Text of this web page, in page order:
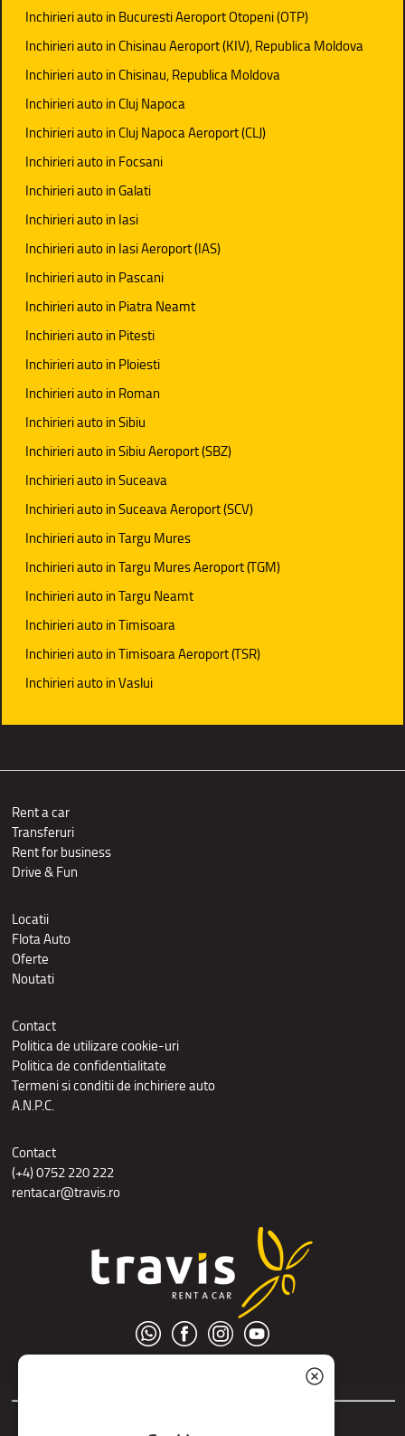
Inchirieri auto in Bucuresti Aeroport Otopeni (OTP)
Inchirieri auto in Chisinau Aeroport (KIV), Republica Moldova
Inchirieri auto in Chisinau, Republica Moldova
Inchirieri auto in Cluj Napoca
Inchirieri auto in Cluj Napoca Aeroport (CLJ)
Inchirieri auto in Focsani
Inchirieri auto in Galati
Inchirieri auto in Iasi
Inchirieri auto in Iasi Aeroport (IAS)
Inchirieri auto in Pascani
Inchirieri auto in Piatra Neamt
Inchirieri auto in Pitesti
Inchirieri auto in Ploiesti
Inchirieri auto in Roman
Inchirieri auto in Sibiu
Inchirieri auto in Sibiu Aeroport (SBZ)
Inchirieri auto in Suceava
Inchirieri auto in Suceava Aeroport (SCV)
Inchirieri auto in Targu Mures
Inchirieri auto in Targu Mures Aeroport (TGM)
Inchirieri auto in Targu Neamt
Inchirieri auto in Timisoara
Inchirieri auto in Timisoara Aeroport (TSR)
Inchirieri auto in Vaslui
Rent a car
Transferuri
Rent for business
Drive & Fun
Locatii
Flota Auto
Oferte
Noutati
Contact
Politica de utilizare cookie-uri
Politica de confidentialitate
Termeni si conditii de inchiriere auto
A.N.P.C.
Contact
(+4) 0752 220 222
rentacar@travis.ro